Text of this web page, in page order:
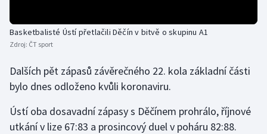
Jezdectví
Krasobruslení
Lezení
Basketbalisté Ústí přetlačili Děčín v bitvě o skupinu A1
Zdroj: ČT sport
Dalších pět zápasů závěrečného 22. kola základní části
bylo dnes odloženo kvůli koronaviru.
Ústí oba dosavadní zápasy s Děčínem prohrálo, říjnové
utkání v lize 67:83 a prosincový duel v poháru 82:88.